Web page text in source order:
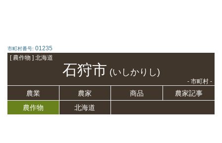
市町村番号: 01235
[ 農作物 ] 北海道
石狩市 (いしかりし)
- 市町村 -
農業 農家 商品
農家記事
農作物
北海道